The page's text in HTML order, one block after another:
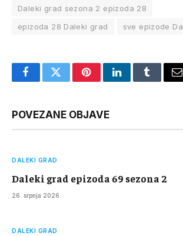
Daleki grad sezona 2 epizoda 28
epizoda 28 Daleki grad
sve epizode
FacebookTwitterPinterestLinkedInTumblr
POVEZANE OBJAVE
DALEKI GRAD
Daleki grad epizoda 69 sezona 2
26. srpnja 2026.
DALEKI GRAD